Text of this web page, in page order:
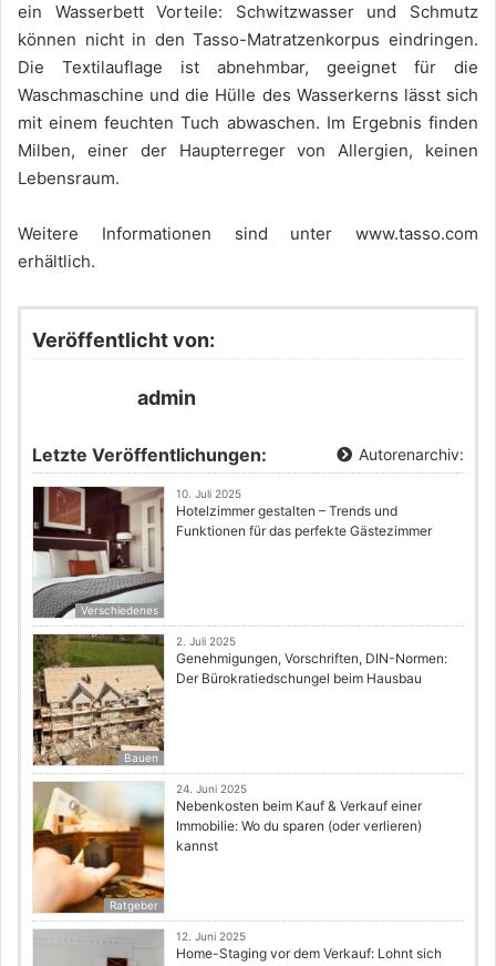
ein Wasserbett Vorteile: Schwitzwasser und Schmutz
können nicht in den Tasso-Matratzenkorpus eindringen.
Die Textilauflage ist abnehmbar, geeignet für die
Waschmaschine und die Hülle des Wasserkerns lässt sich
mit einem feuchten Tuch abwaschen. Im Ergebnis finden
Milben, einer der Haupterreger von Allergien, keinen
Lebensraum.
Weitere Informationen sind unter www.tasso.com
erhältlich.
Veröffentlicht von:
admin
Letzte Veröffentlichungen: Autorenarchiv:
Verschiedenes
10. Juli 2025
Hotelzimmer gestalten – Trends und
Funktionen für das perfekte Gästezimmer
Bauen
2. Juli 2025
Genehmigungen, Vorschriften, DIN-Normen:
Der Bürokratiedschungel beim Hausbau
Ratgeber
24. Juni 2025
Nebenkosten beim Kauf & Verkauf einer
Immobilie: Wo du sparen (oder verlieren)
kannst
12. Juni 2025
Home-Staging vor dem Verkauf: Lohnt sich